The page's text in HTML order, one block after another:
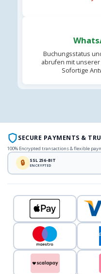
Buchungsstatus
abrufen mit unserer
Sofortige
SECURE PAYMENTS &
100% Encrypted transactions & flexible
🔒 SSL 256-BIT
ENCRYPTED